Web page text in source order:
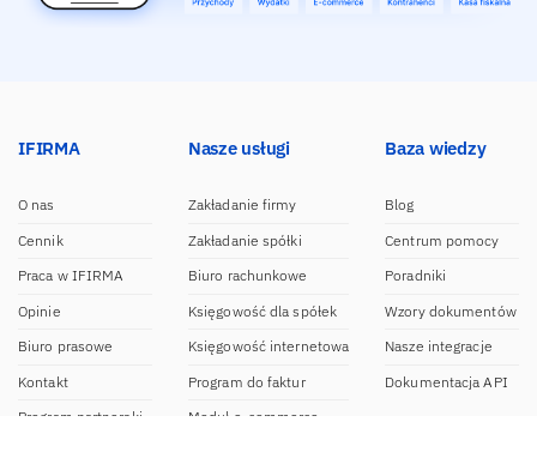
IFIRMA
O nas
Cennik
Praca w IFIRMA
Opinie
Biuro prasowe
Kontakt
Program partnerski
Nasze usługi
Zakładanie firmy
Zakładanie spółki
Biuro rachunkowe
Księgowość dla spółek
Księgowość internetowa
Program do faktur
Moduł e-commerce
Baza wiedzy
Blog
Centrum pomocy
Poradniki
Wzory dokumentów
Nasze integracje
Dokumentacja API